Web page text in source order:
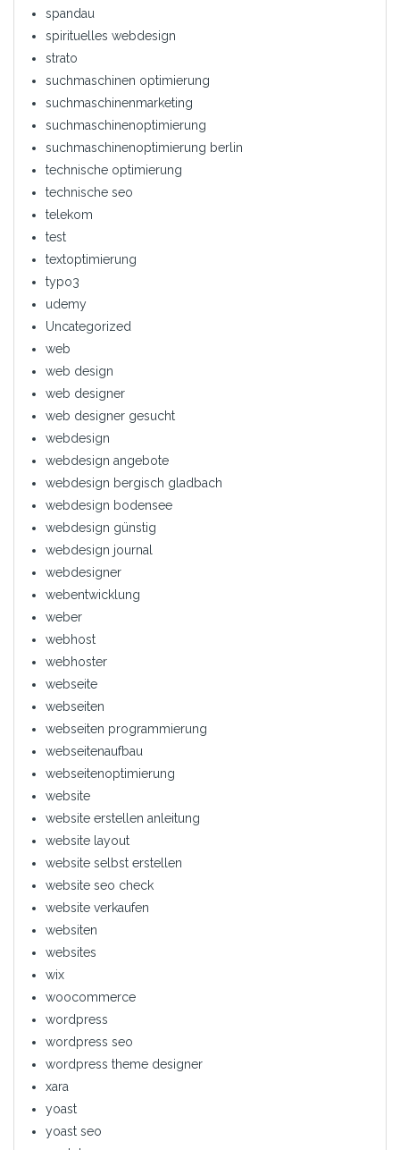
spandau
spirituelles webdesign
strato
suchmaschinen optimierung
suchmaschinenmarketing
suchmaschinenoptimierung
suchmaschinenoptimierung berlin
technische optimierung
technische seo
telekom
test
textoptimierung
typo3
udemy
Uncategorized
web
web design
web designer
web designer gesucht
webdesign
webdesign angebote
webdesign bergisch gladbach
webdesign bodensee
webdesign günstig
webdesign journal
webdesigner
webentwicklung
weber
webhost
webhoster
webseite
webseiten
webseiten programmierung
webseitenaufbau
webseitenoptimierung
website
website erstellen anleitung
website layout
website selbst erstellen
website seo check
website verkaufen
websiten
websites
wix
woocommerce
wordpress
wordpress seo
wordpress theme designer
xara
yoast
yoast seo